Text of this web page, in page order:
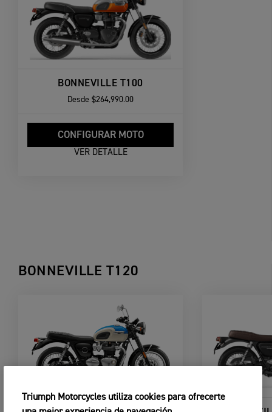
BONNEVILLE T100
Desde $264,990.00
CONFIGURAR MOTO
VER DETALLE
BONNEVILLE T120
Triumph Motorcycles utiliza cookies para ofrecerte